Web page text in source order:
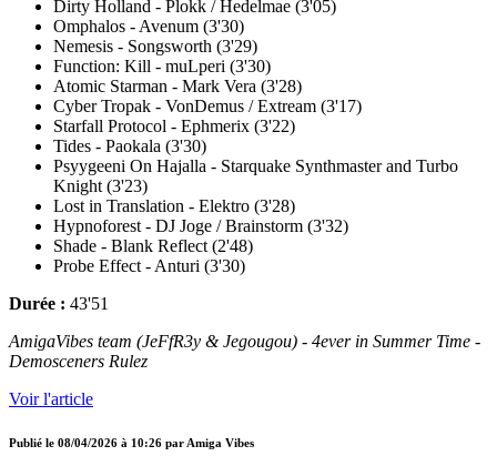
Dirty Holland - Plokk / Hedelmae (3'05)
Omphalos - Avenum (3'30)
Nemesis - Songsworth (3'29)
Function: Kill - muLperi (3'30)
Atomic Starman - Mark Vera (3'28)
Cyber Tropak - VonDemus / Extream (3'17)
Starfall Protocol - Ephmerix (3'22)
Tides - Paokala (3'30)
Psyygeeni On Hajalla - Starquake Synthmaster and Turbo
Knight (3'23)
Lost in Translation - Elektro (3'28)
Hypnoforest - DJ Joge / Brainstorm (3'32)
Shade - Blank Reflect (2'48)
Probe Effect - Anturi (3'30)
Durée : 43'51
AmigaVibes team (JeFfR3y & Jegougou) - 4ever in Summer Time -
Demosceners Rulez
Voir l'article
Publié le 08/04/2026 à 10:26 par Amiga Vibes